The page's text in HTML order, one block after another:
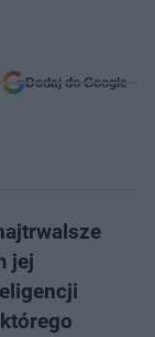
Dodaj do Google
jej